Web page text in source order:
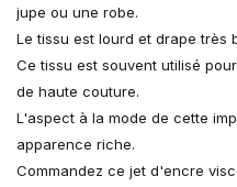
jupe ou une robe.
Le tissu est lourd et drape très
Ce tissu est souvent utilisé
de haute couture.
L'aspect à la mode de cette
apparence riche.
Commandez ce jet d'encre